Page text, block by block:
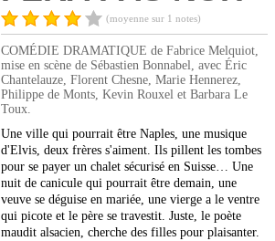
(moyenne sur 1 notes)
COMÉDIE DRAMATIQUE de Fabrice Melquiot,
mise en scène de Sébastien Bonnabel, avec Éric
Chantelauze, Florent Chesne, Marie Hennerez,
Philippe de Monts, Kevin Rouxel et Barbara Le
Toux.
Une ville qui pourrait être Naples, une musique
d'Elvis, deux frères s'aiment. Ils pillent les tombes
pour se payer un chalet sécurisé en Suisse… Une
nuit de canicule qui pourrait être demain, une
veuve se déguise en mariée, une vierge a le ventre
qui picote et le père se travestit. Juste, le poète
maudit alsacien, cherche des filles pour plaisanter.